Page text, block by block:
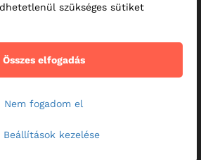
szükséges sütiket
Összes elfogadás
Nem fogadom el
Beállítások kezelése